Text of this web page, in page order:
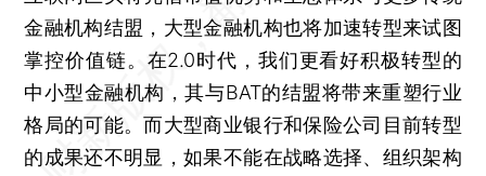
金融机构结盟，大型金融机构也将加速转型来试图
掌控价值链。在2.0时代，我们更看好积极转型的
中小型金融机构，其与BAT的结盟将带来重塑行业
格局的可能。而大型商业银行和保险公司目前转型
的成果还不明显，如果不能在战略选择、组织架构